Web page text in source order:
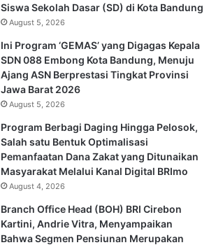
Siswa Sekolah Dasar (SD) di Kota Bandung
August 5, 2026
Ini Program ‘GEMAS’ yang Digagas Kepala
SDN 088 Embong Kota Bandung, Menuju
Ajang ASN Berprestasi Tingkat Provinsi
Jawa Barat 2026
August 5, 2026
Program Berbagi Daging Hingga Pelosok,
Salah satu Bentuk Optimalisasi
Pemanfaatan Dana Zakat yang Ditunaikan
Masyarakat Melalui Kanal Digital BRImo
August 4, 2026
Branch Office Head (BOH) BRI Cirebon
Kartini, Andrie Vitra, Menyampaikan
Bahwa Segmen Pensiunan Merupakan